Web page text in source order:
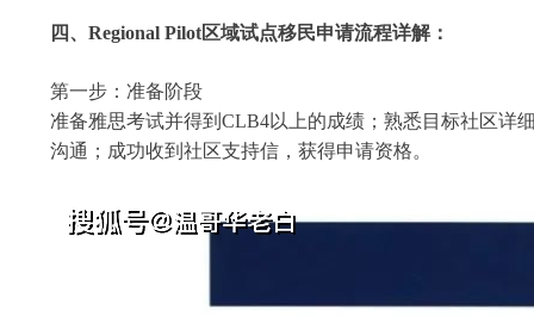
四、Regional Pilot区域试点移民申请流程详解：
第一步：准备阶段
准备雅思考试并得到CLB4以上的成绩；熟悉目标社区详
沟通；成功收到社区支持信，获得申请资格。